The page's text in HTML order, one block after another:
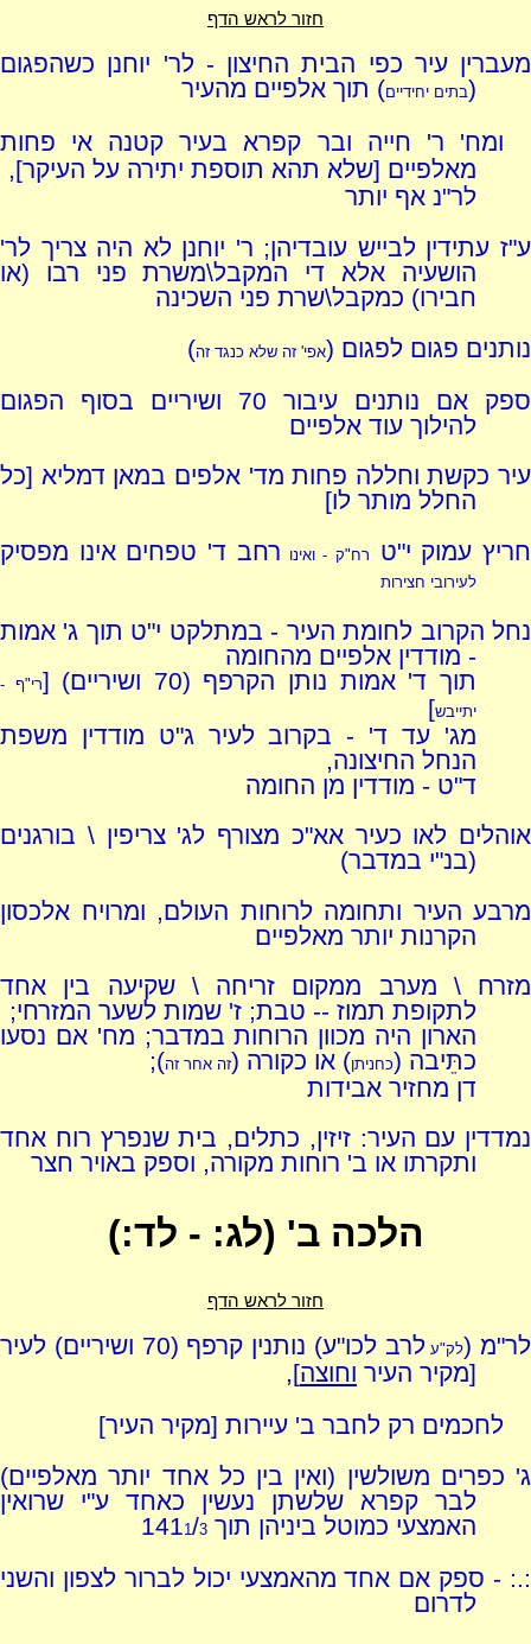
חזור לראש הדף
מעברין עיר כפי הבית החיצון - לר' יוחנן כשהפגום
(בתים יחידיים) תוך אלפיים מהעיר
ומח' ר' חייה ובר קפרא בעיר קטנה אי פחות
מאלפיים [שלא תהא תוספת יתירה על העיקר],
לר"נ אף יותר
ע"ז עתידין לבייש עובדיהן; ר' יוחנן לא היה צריך לר'
הושעיה אלא די המקבל\משרת פני רבו (או
חבירו) כמקבל\שרת פני השכינה
נותנים פגום לפגום (אפי' זה שלא כנגד זה)
ספק אם נותנים עיבור 70 ושיריים בסוף הפגום
להילוך עוד אלפיים
עיר כקשת וחללה פחות מד' אלפים במאן דמליא [כל
החלל מותר לו]
חריץ עמוק י"ט
רח"ק - ואינו רחב ד' טפחים אינו מפסיק
לעירובי חצירות
נחל הקרוב לחומת העיר - במתלקט י"ט תוך ג' אמות
- מודדין אלפיים מהחומה
תוך ד' אמות נותן הקרפף (70 ושיריים) [
רי"ף -
יתייבש]
מג' עד ד' - בקרוב לעיר ג"ט מודדין משפת
הנחל החיצונה,
ד"ט - מודדין מן החומה
אוהלים לאו כעיר אא"כ מצורף לג' צריפין \ בורגנים
(בנ"י במדבר)
מרבע העיר ותחומה לרוחות העולם, ומרויח אלכסון
הקרנות יותר מאלפיים
מזרח \ מערב ממקום זריחה \ שקיעה בין אחד
לתקופת תמוז -- טבת; ז' שמות לשער המזרחי;
הארון היה מכוון הרוחות במדבר; מח' אם נסעו
כתֵּיבה (כחניתן) או כקורה (זה אחר זה);
דן מחזיר אבידות
נמדדין עם העיר: זיזין, כתלים, בית שנפרץ רוח אחד
ותקרתו או ב' רוחות מקורה, וספק באויר חצר
הלכה ב' (לג: - לד:)
חזור לראש הדף
לר"מ (לק"ע
לרב לכו"ע) נותנין קרפף (70 ושיריים) לעיר
[מקיר העיר וחוצה],
לחכמים רק לחבר ב' עיירות [מקיר העיר]
ג' כפרים משולשין (ואין בין כל אחד יותר מאלפיים)
לבר קפרא שלשתן נעשין כאחד ע"י שרואין
האמצעי כמוטל ביניהן תוך 141
1/3
:.: - ספק אם אחד מהאמצעי יכול לברור לצפון והשני
לדרום